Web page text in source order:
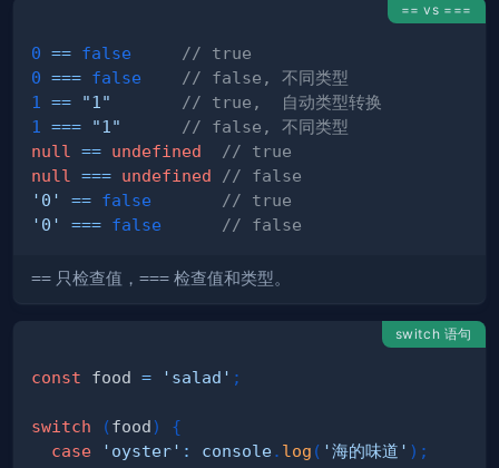
== vs ===
0 == false
// true
0 === false
// false, 不同类型
1
== "1"
// true,  自动类型转换
1
=== "1"
// false, 不同类型
null
== undefined
// true
null
=== undefined
// false
'0'
== false
// true
'0'
=== false // false
== 只检查值， === 检查值和类型。
switch 语句
const food = 'salad' ;
switch (food)
{
case
'oyster' : console. log ( '海的味道' ) ;